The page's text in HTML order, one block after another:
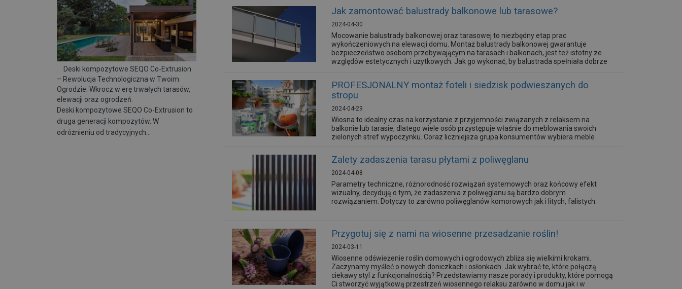
Deski kompozytowe SEQO Co-Extrusion
– Rewolucja Technologiczna w Twoim
Ogrodzie. Wkrocz w erę trwałych tarasów,
elewacji oraz ogrodzeń.
Deski kompozytowe SEQO Co-Extrusion to
druga generacji kompozytów. W
odróżnieniu od tradycyjnych…
Jak zamontować balustrady balkonowe lub tarasowe?
2024-04-30
Mocowanie balustrady balkonowej oraz tarasowej to niezbędny etap prac
wykończeniowych na elewacji domu. Montaż balustrady balkonowej gwarantuje
bezpieczeństwo osobom przebywającym na tarasach i balkonach, jest też istotny ze
względów estetycznych i użytkowych. Jak go wykonać, by balustrada spełniała dobrze
PROFESJONALNY montaż foteli i siedzisk podwieszanych do
stropu
2024-04-29
Wiosna to idealny czas na korzystanie z przyjemności związanych z relaksem na
balkonie lub tarasie, dlatego wiele osób przystępuje właśnie do meblowania swoich
zielonych stref wypoczynku. Coraz liczniejsza grupa konsumentów wybiera meble
hamaki czy huśtawki. Jak poprawnie je zamontować, by...
Zalety zadaszenia tarasu płytami z poliwęglanu
2024-04-08
Parametry techniczne, różnorodność rozwiązań systemowych oraz końcowy efekt
wizualny, decydują o tym, że zadaszenia z poliwęglanu są bardzo dobrym
rozwiązaniem. Dotyczy to zarówno poliwęglanów komorowych jak i litych, falistych.
Przygotuj się z nami na wiosenne przesadzanie roślin!
2024-03-11
Wiosenne odświeżenie roślin domowych i ogrodowych zbliża się wielkimi krokami.
Zaczynamy myśleć o nowych doniczkach i osłonkach. Jak wybrać te, które połączą
ciekawy styl z funkcjonalnością? Przedstawiamy nasze porady i produkty, które pomogą
Ci stworzyć wyjątkową przestrzeń wiosennego relaksu zarówno w domu jak i w